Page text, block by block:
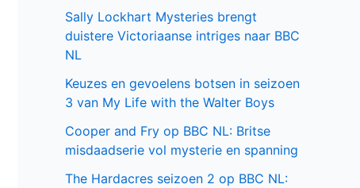
Sally Lockhart Mysteries brengt
duistere Victoriaanse intriges naar BBC
NL
Keuzes en gevoelens botsen in seizoen
3 van My Life with the Walter Boys
Cooper and Fry op BBC NL: Britse
misdaadserie vol mysterie en spanning
The Hardacres seizoen 2 op BBC NL: